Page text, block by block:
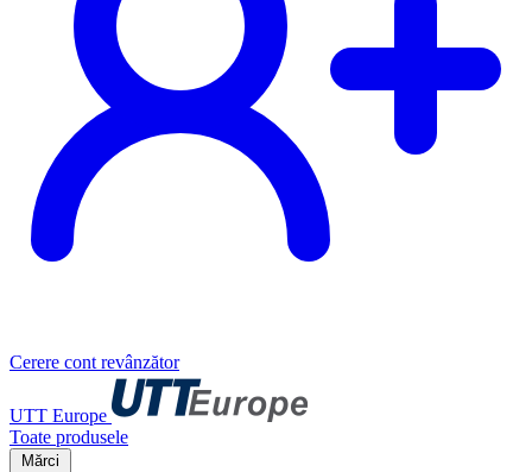
Cerere cont revânzător
UTT Europe
Toate produsele
Mărci